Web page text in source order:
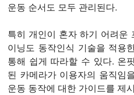
운동 순서도 모두 관리된다.
특히 개인이 혼자 하기 어려운
이닝도 동작인식 기술을 적용
통해 쉽게 따라할 수 있다. 온
된 카메라가 이용자의 움직임
운동 동작에 대한 가이드를 제